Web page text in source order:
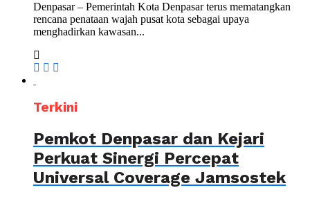
Denpasar – Pemerintah Kota Denpasar terus mematangkan
rencana penataan wajah pusat kota sebagai upaya
menghadirkan kawasan...
Terkini
Pemkot Denpasar dan Kejari
Perkuat Sinergi Percepat
Universal Coverage Jamsostek